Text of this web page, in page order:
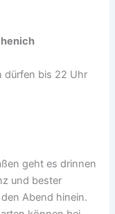
dürfen bis 22 Uhr
geht es drinnen
und bester
Abend hinein.